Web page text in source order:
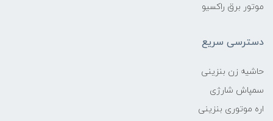
موتور برق راکسیو
دسترسی سریع
حاشیه زن بنزینی
سمپاش شارژی
اره موتوری بنزینی